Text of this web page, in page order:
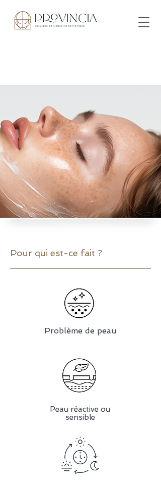
Pour qui est-ce fait ?
Problème de peau
Peau réactive ou
sensible